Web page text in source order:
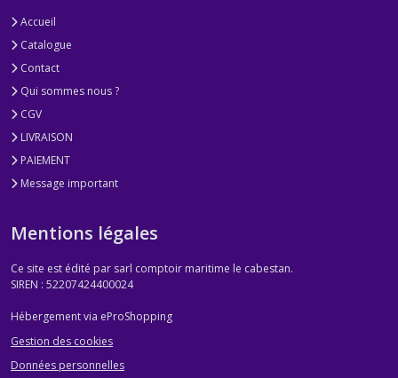
Accueil
Catalogue
Contact
Qui sommes nous ?
CGV
LIVRAISON
PAIEMENT
Message important
Mentions légales
Ce site est édité par sarl comptoir maritime le cabestan.
SIREN : 52207424400024
Hébergement via eProShopping
Gestion des cookies
Données personnelles